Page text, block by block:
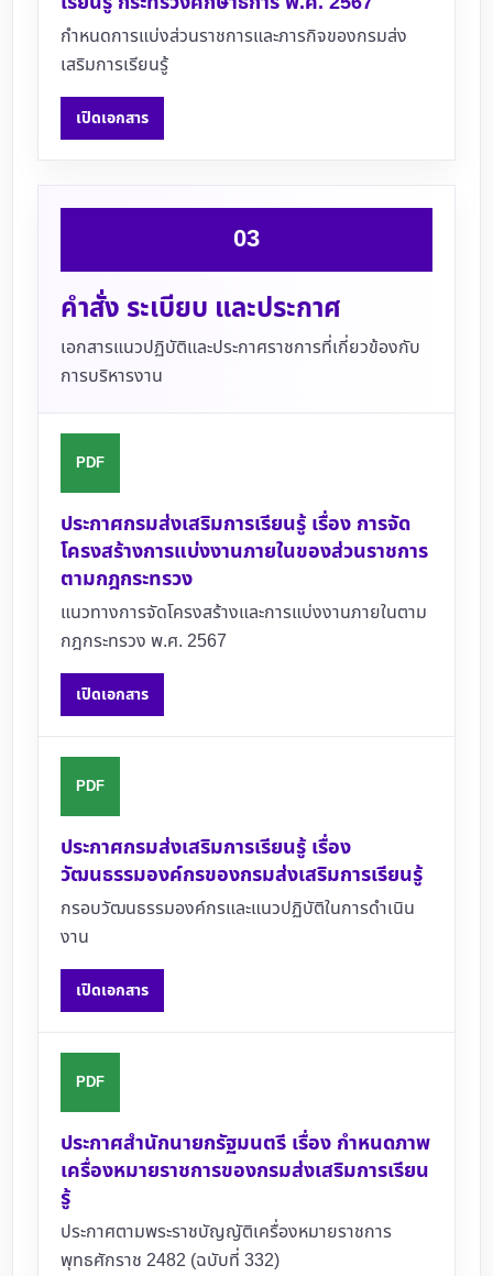
กำหนดการแบ่งส่วนราชการและภารกิจของกรมส่ง
เสริมการเรียนรู้
เปิดเอกสาร
03
คำสั่ง ระเบียบ และประกาศ
เอกสารแนวปฏิบัติและประกาศราชการที่เกี่ยวข้องกับ
การบริหารงาน
PDF
ประกาศกรมส่งเสริมการเรียนรู้ เรื่อง การจัด
โครงสร้างการแบ่งงานภายในของส่วนราชการ
ตามกฎกระทรวง
แนวทางการจัดโครงสร้างและการแบ่งงานภายในตาม
กฎกระทรวง พ.ศ. 2567
เปิดเอกสาร
PDF
ประกาศกรมส่งเสริมการเรียนรู้ เรื่อง
วัฒนธรรมองค์กรของกรมส่งเสริมการเรียนรู้
กรอบวัฒนธรรมองค์กรและแนวปฏิบัติในการดำเนิน
งาน
เปิดเอกสาร
PDF
ประกาศสำนักนายกรัฐมนตรี เรื่อง กำหนดภาพ
เครื่องหมายราชการของกรมส่งเสริมการเรียน
รู้
ประกาศตามพระราชบัญญัติเครื่องหมายราชการ
พุทธศักราช 2482 (ฉบับที่ 332)